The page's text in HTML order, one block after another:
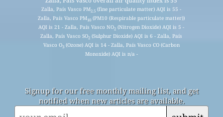
Zalla, País Vasco PM2.5 (fine particulate matter) AQI is 55 -
Zalla, País Vasco PM10 (PM10 (Respirable particulate matter))
AQI is 21 - Zalla, País Vasco NO2 (Nitrogen Dioxide) AQI is 5 -
Zalla, País Vasco SO2 (Sulphur Dioxide) AQI is 6 - Zalla, País
Vasco O3(Ozone) AQI is 14 - Zalla, País Vasco CO (Carbon
Monoxide) AQI is n/a -
Signup for our free monthly mailing list, and get
notified when new articles are available.